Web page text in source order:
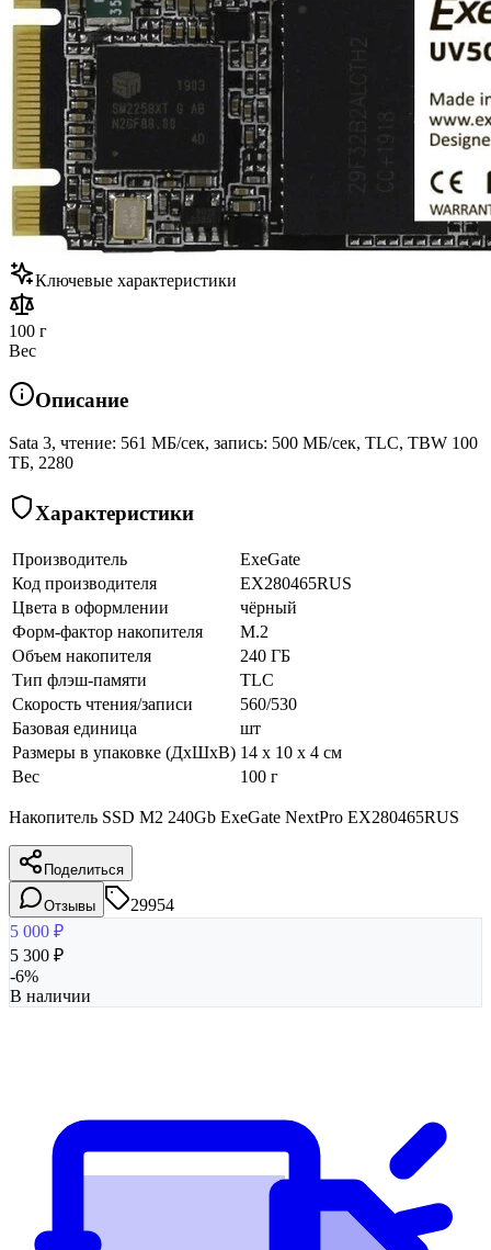
Ключевые характеристики
100 г
Вес
Описание
Sata 3, чтение: 561 МБ/сек, запись: 500 МБ/сек, TLC, TBW 100
ТБ, 2280
Характеристики
Производитель
ExeGate
Код производителя
EX280465RUS
Цвета в оформлении
чёрный
Форм-фактор накопителя
M.2
Объем накопителя
240 ГБ
Тип флэш-памяти
TLC
Скорость чтения/записи
560/530
Базовая единица
шт
Размеры в упаковке (ДхШхВ) 14 x 10 x 4 см
Вес
100 г
Накопитель SSD M2 240Gb ExeGate NextPro EX280465RUS
Поделиться
Отзывы
29954
5 000 ₽
5 300 ₽
-6%
В наличии